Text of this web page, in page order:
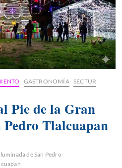
GASTRONOMÍA SECTUR
Pie de la Gran
Pedro Tlalcuapan
de San Pedro